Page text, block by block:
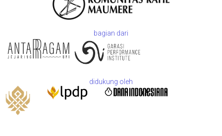
bagian dari
didukung oleh